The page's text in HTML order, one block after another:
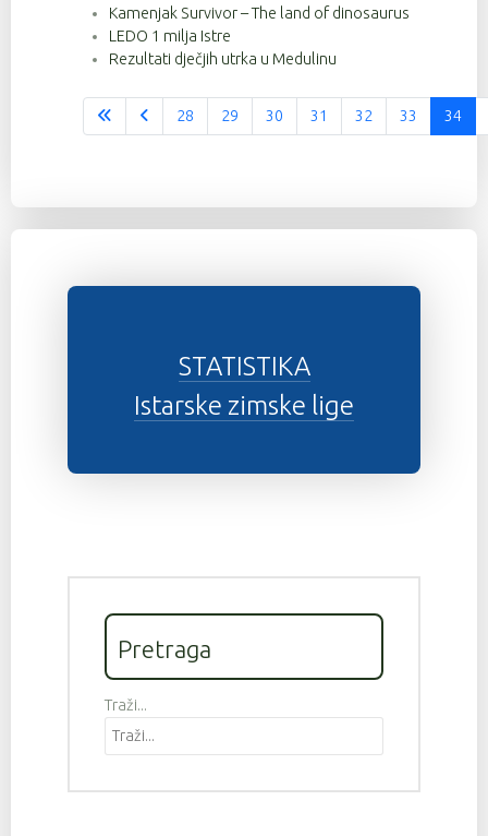
Kamenjak Survivor – The land of dinosaurus
LEDO 1 milja Istre
Rezultati dječjih utrka u Medulinu
Stranica 34 od 37
28 29 30 31 32 33 34
STATISTIKA
Istarske zimske lige
Pretraga
Traži...